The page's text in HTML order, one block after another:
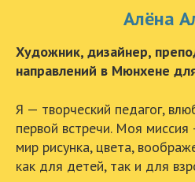
Алёна
Художник, дизайнер,
направлений в Мюнхене
Я — творческий педагог,
первой встречи. Моя
мир рисунка, цвета,
как для детей, так и для